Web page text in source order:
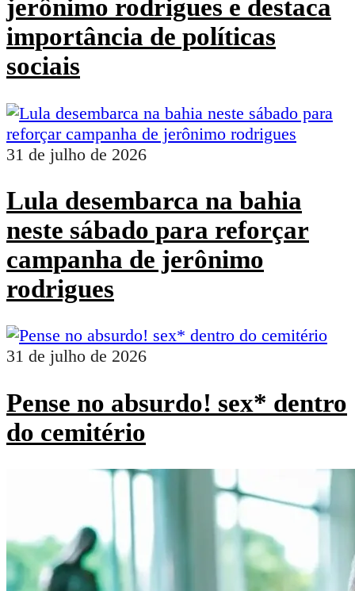
jerônimo rodrigues e destaca
importância de políticas
sociais
31 de julho de 2026
Lula desembarca na bahia
neste sábado para reforçar
campanha de jerônimo
rodrigues
31 de julho de 2026
Pense no absurdo! sex* dentro
do cemitério